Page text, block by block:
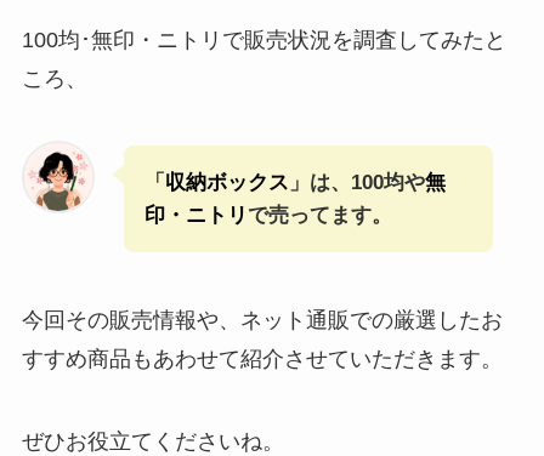
100均･無印・ニトリで販売状況を調査してみたと
ころ、
「 収納ボックス 」は、100均や無
印・ニトリで売ってます。
今回その販売情報や、ネット通販での厳選したお
すすめ商品もあわせて紹介させていただきます。
ぜひお役立てくださいね。